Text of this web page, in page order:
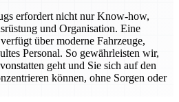
erfordert nicht nur Know-how,
und Organisation. Eine
über moderne Fahrzeuge,
Personal. So gewährleisten wir,
geht und Sie sich auf den
können, ohne Sorgen oder